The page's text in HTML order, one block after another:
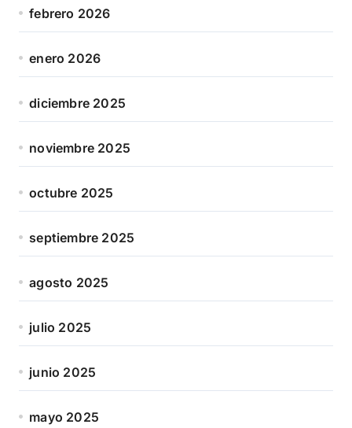
febrero 2026
enero 2026
diciembre 2025
noviembre 2025
octubre 2025
septiembre 2025
agosto 2025
julio 2025
junio 2025
mayo 2025